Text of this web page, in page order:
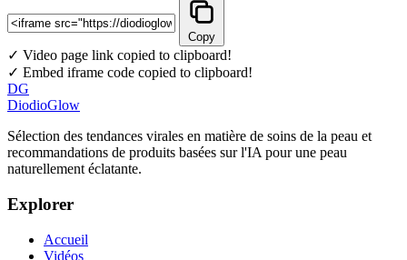
Copy
✓ Video page link copied to clipboard!
✓ Embed iframe code copied to clipboard!
DG
DiodioGlow
Sélection des tendances virales en matière de soins de la peau et
recommandations de produits basées sur l'IA pour une peau
naturellement éclatante.
Explorer
Accueil
Vidéos